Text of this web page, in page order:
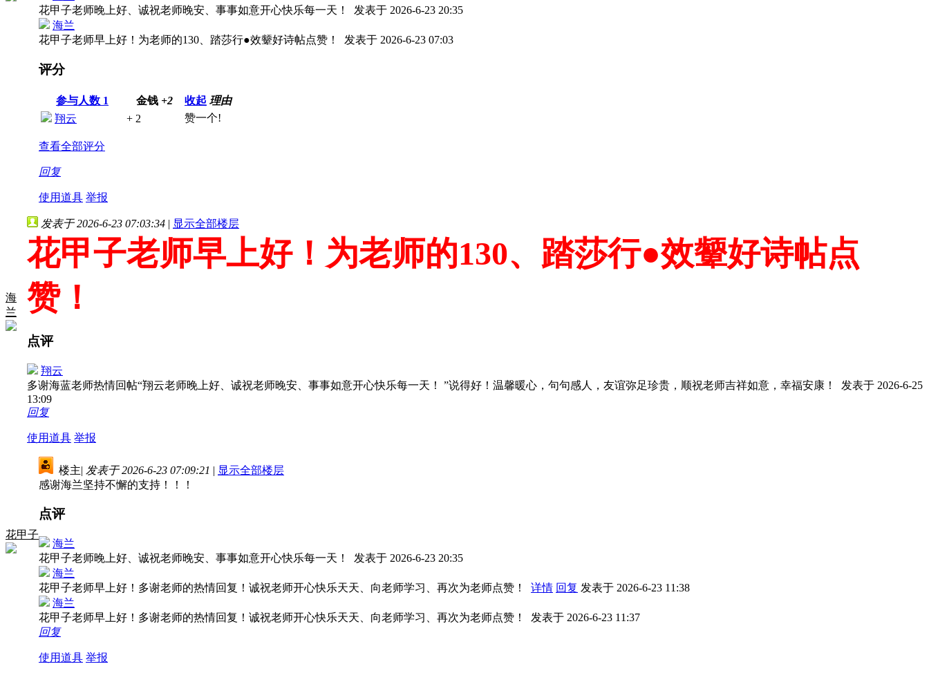
花甲子老师晚上好、诚祝老师晚安、事事如意开心快乐每一天！ 发表于 2026-6-23 20:35
海兰
花甲子老师早上好！为老师的130、踏莎行●效颦好诗帖点赞！ 发表于 2026-6-23 07:03
评分
参与人数 1 金钱 +2 收起 理由
翔云
+ 2 赞一个!
查看全部评分
回复
使用道具 举报
海
兰
发表于 2026-6-23 07:03:34 | 显示全部楼层
花甲子老师早上好！为老师的130、踏莎行●效颦好诗帖点
赞！
点评
翔云
多谢海蓝老师热情回帖“翔云老师晚上好、诚祝老师晚安、事事如意开心快乐每一天！ ”说得好！温馨暖心，句句感人，友谊弥足珍贵，顺祝老师吉祥如意，幸福安康！ 发表于 2026-6-25
13:09
回复
使用道具 举报
花甲子
楼主| 发表于 2026-6-23 07:09:21 | 显示全部楼层
感谢海兰坚持不懈的支持！！！
点评
海兰
花甲子老师晚上好、诚祝老师晚安、事事如意开心快乐每一天！ 发表于 2026-6-23 20:35
海兰
花甲子老师早上好！多谢老师的热情回复！诚祝老师开心快乐天天、向老师学习、再次为老师点赞！ 详情 回复 发表于 2026-6-23 11:38
海兰
花甲子老师早上好！多谢老师的热情回复！诚祝老师开心快乐天天、向老师学习、再次为老师点赞！ 发表于 2026-6-23 11:37
回复
使用道具 举报